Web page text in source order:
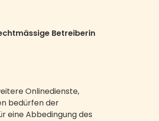
Betreiberin
Onlinedienste,
bedürfen der
eine Abbedingung des